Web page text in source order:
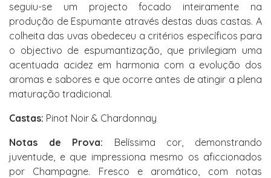
seguiu-se um projecto focado inteiramente na
produção de Espumante através destas duas castas. A
colheita das uvas obedeceu a critérios específicos para
o objectivo de espumantização, que privilegiam uma
acentuada acidez em harmonia com a evolução dos
aromas e sabores e que ocorre antes de atingir a plena
maturação tradicional.
Castas: Pinot Noir & Chardonnay
Notas de Prova: Belíssima cor, demonstrando
juventude, e que impressiona mesmo os aficcionados
por Champagne. Fresco e aromático, com notas